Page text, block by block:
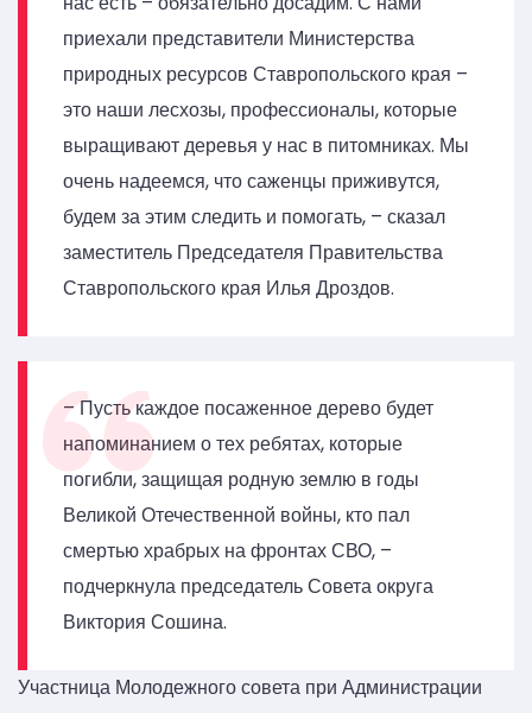
приехали представители Министерства
природных ресурсов Ставропольского края –
это наши лесхозы, профессионалы, которые
выращивают деревья у нас в питомниках. Мы
очень надеемся, что саженцы приживутся,
будем за этим следить и помогать, – сказал
заместитель Председателя Правительства
Ставропольского края Илья Дроздов.
– Пусть каждое посаженное дерево будет
напоминанием о тех ребятах, которые
погибли, защищая родную землю в годы
Великой Отечественной войны, кто пал
смертью храбрых на фронтах СВО, –
подчеркнула председатель Совета округа
Виктория Сошина.
Участница Молодежного совета при Администрации